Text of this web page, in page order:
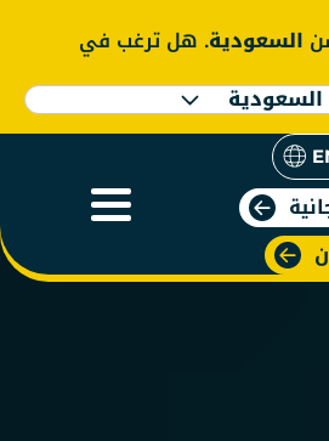
السعودية. هل ترغب في
السعودية